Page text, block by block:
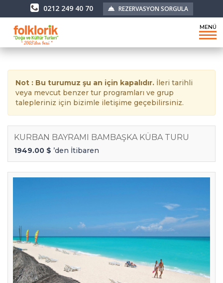
0212 249 40 70 REZERVASYON SORGULA
MENÜ
Not : Bu turumuz şu an için kapalıdır. İleri tarihli
veya mevcut benzer tur programları ve grup
talepleriniz için bizimle iletişime geçebilirsiniz.
KURBAN BAYRAMI BAMBAŞKA KÜBA TURU
1949.00 $ ’den İtibaren